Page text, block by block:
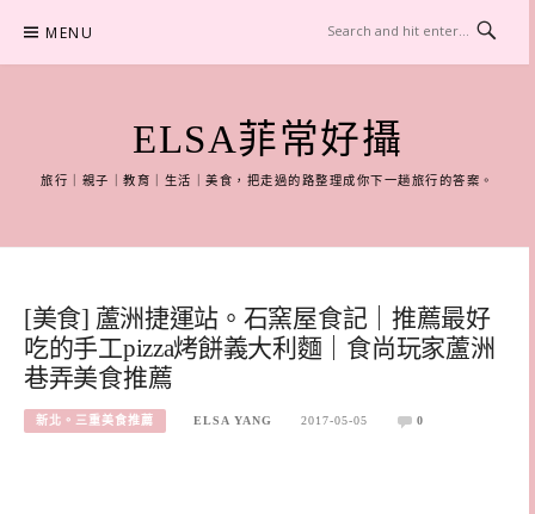
content
MENU
ELSA菲常好攝
旅行｜親子｜教育｜生活｜美食，把走過的路整理成你下一趟旅行的答案。
[美食] 蘆洲捷運站。石窯屋食記｜推薦最好
吃的手工pizza烤餅義大利麵｜食尚玩家蘆洲
巷弄美食推薦
新北。三重美食推薦 ELSA YANG 2017-05-05 0